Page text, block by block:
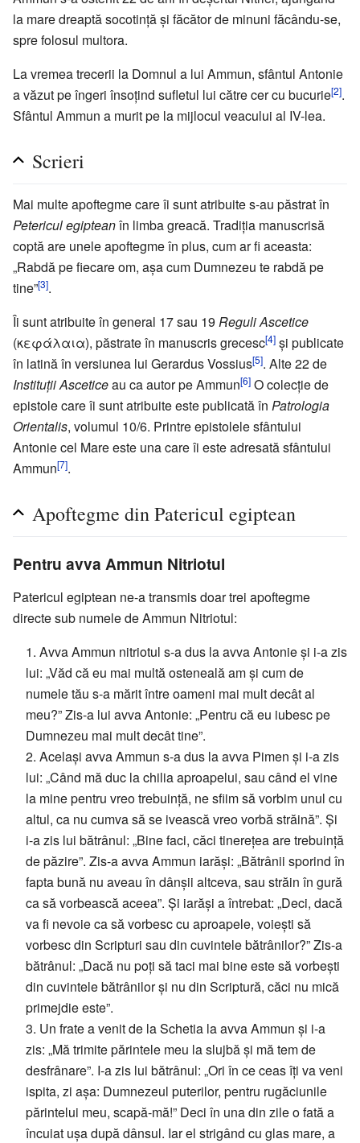
la mare dreaptă socotință și făcător de minuni făcându-se,
spre folosul multora.
La vremea trecerii la Domnul a lui Ammun, sfântul Antonie
a văzut pe îngeri însoțind sufletul lui către cer cu bucurie[2].
Sfântul Ammun a murit pe la mijlocul veacului al IV-lea.
Scrieri
Mai multe apoftegme care îi sunt atribuite s-au păstrat în
Petericul egipteanîn limba greacă. Tradiția manuscrisă
coptă are unele apoftegme în plus, cum ar fi aceasta:
„Rabdă pe fiecare om, așa cum Dumnezeu te rabdă pe
tine”[3].
Îi sunt atribuite în general 17 sau 19 Reguli Ascetice
(κεφάλαια), păstrate în manuscris grecesc[4] și publicate
în latină în versiunea lui Gerardus Vossius[5]. Alte 22 de
Instituții Asceticeau ca autor pe Ammun[6] O colecție de
epistole care îi sunt atribuite este publicată în Patrologia
Orientalis, volumul 10/6. Printre epistolele sfântului
Antonie cel Mare este una care îi este adresată sfântului
Ammun[7].
Apoftegme din Patericul egiptean
Pentru avva Ammun Nitriotul
Patericul egiptean ne-a transmis doar trei apoftegme
directe sub numele de Ammun Nitriotul:
1. Avva Ammun nitriotul s-a dus la avva Antonie și i-a zis
lui: „Văd că eu mai multă osteneală am și cum de
numele tău s-a mărit între oameni mai mult decât al
meu?” Zis-a lui avva Antonie: „Pentru că eu iubesc pe
Dumnezeu mai mult decât tine”.
2. Același avva Ammun s-a dus la avva Pimen și i-a zis
lui: „Când mă duc la chilia aproapelui, sau când el vine
la mine pentru vreo trebuință, ne sfiim să vorbim unul cu
altul, ca nu cumva să se ivească vreo vorbă străină”. Și
i-a zis lui bătrânul: „Bine faci, căci tinerețea are trebuință
de păzire”. Zis-a avva Ammun iarăși: „Bătrânii sporind în
fapta bună nu aveau în dânșii altceva, sau străin în gură
ca să vorbească aceea”. Și iarăși a întrebat: „Deci, dacă
va fi nevoie ca să vorbesc cu aproapele, voiești să
vorbesc din Scripturi sau din cuvintele bătrânilor?” Zis-a
bătrânul: „Dacă nu poți să taci mai bine este să vorbești
din cuvintele bătrânilor și nu din Scriptură, căci nu mică
primejdie este”.
3. Un frate a venit de la Schetia la avva Ammun și i-a
zis: „Mă trimite părintele meu la slujbă și mă tem de
desfrânare”. I-a zis lui bătrânul: „Ori în ce ceas îți va veni
ispita, zi așa: Dumnezeul puterilor, pentru rugăciunile
părintelui meu, scapă-mă!” Deci în una din zile o fată a
încuiat ușa după dânsul. Iar el strigând cu glas mare, a